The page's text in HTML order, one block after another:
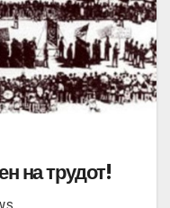
на трудот!